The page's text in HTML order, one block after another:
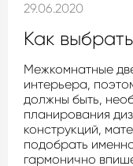
29.06.2020
Как
Межкомнатные
интерьера,
должны быть,
планирования
конструкций,
подобрать
гармонично